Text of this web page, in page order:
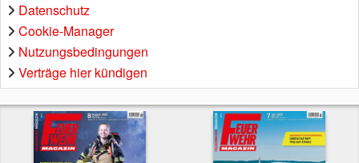
Datenschutz
Cookie-Manager
Nutzungsbedingungen
Verträge hier kündigen